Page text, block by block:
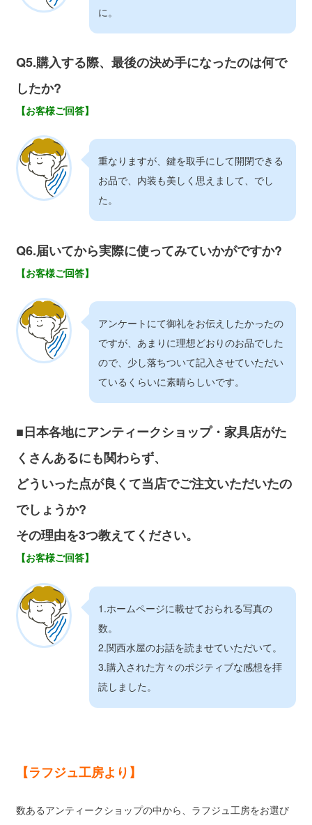
に。
Q5.購入する際、最後の決め手になったのは何で
したか?
【お客様ご回答】
重なりますが、鍵を取手にして開閉できる
お品で、内装も美しく思えまして、でし
た。
Q6.届いてから実際に使ってみていかがですか?
【お客様ご回答】
アンケートにて御礼をお伝えしたかったの
ですが、あまりに理想どおりのお品でした
ので、少し落ちついて記入させていただい
ているくらいに素晴らしいです。
■日本各地にアンティークショップ・家具店がた
くさんあるにも関わらず、
どういった点が良くて当店でご注文いただいたの
でしょうか?
その理由を3つ教えてください。
【お客様ご回答】
1.ホームページに載せておられる写真の
数。
2.関西水屋のお話を読ませていただいて。
3.購入された方々のポジティブな感想を拝
読しました。
【ラフジュ工房より】
数あるアンティークショップの中から、ラフジュ工房をお選び